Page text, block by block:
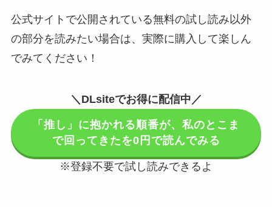
公式サイトで公開されている無料の試し読み以外
の部分を読みたい場合は、実際に購入して楽しん
でみてください！
＼DLsiteでお得に配信中／
「推し」に抱かれる順番が、私のとこま
で回ってきたを0円で読んでみる
※登録不要で試し読みできるよ